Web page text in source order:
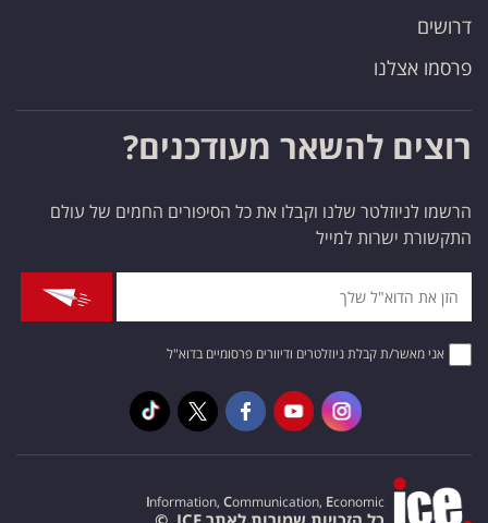
דרושים
פרסמו אצלנו
רוצים להשאר מעודכנים?
הרשמו לניוזלטר שלנו וקבלו את כל הסיפורים החמים של עולם
התקשורת ישרות למייל
אני מאשר/ת קבלת ניוזלטרים ודיוורים פרסומיים בדוא"ל
Information, Communication, Economic